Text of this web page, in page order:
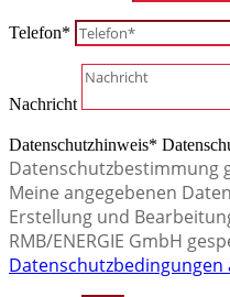
Telefon*
Nachricht
Datenschutzhinweis*
Datenschutzbestimmung
Meine angegebenen
Erstellung und
RMB/ENERGIE GmbH
Datenschutzbedingungen